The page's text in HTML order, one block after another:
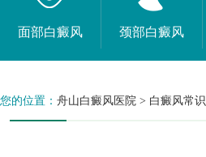
面部白癜风 颈部白癜风
您的位置： 舟山白癜风医院 > 白癜风常识